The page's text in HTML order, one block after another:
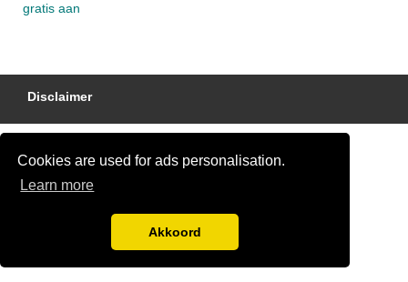
Cookies are used for ads personalisation.
Learn more
Akkoord
gratis aan
Disclaimer